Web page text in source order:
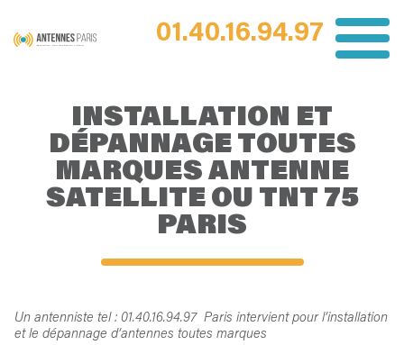
01.40.16.94.97
INSTALLATION ET
DÉPANNAGE TOUTES
MARQUES ANTENNE
SATELLITE OU TNT 75
PARIS
Un antenniste tel : 01.40.16.94.97 Paris intervient pour l’installation
et le dépannage d’antennes toutes marques